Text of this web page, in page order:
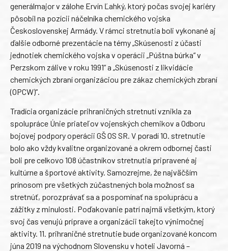
generálmajor v zálohe Ervín Ľahký, ktorý počas svojej kariéry
pôsobil na pozícii náčelníka chemického vojska
Československej Armády. V rámci stretnutia boli vykonané aj
ďalšie odborné prezentácie na témy „Skúsenosti z účasti
jednotiek chemického vojska v operácii „Púštna búrka“ v
Perzskom zálive v roku 1991“ a „Skúsenosti z likvidácie
chemických zbraní organizáciou pre zákaz chemických zbraní
(OPCW)“.
Tradícia organizácie prihraničných stretnutí vznikla za
spolupráce Únie priateľov vojenských chemikov a Odboru
bojovej podpory operácii GŠ OS SR. V poradí 10. stretnutie
bolo ako vždy kvalitne organizované a okrem odbornej časti
boli pre celkovo 108 účastníkov stretnutia pripravené aj
kultúrne a športové aktivity. Samozrejme, že najväčším
prínosom pre všetkých zúčastnených bola možnosť sa
stretnúť, porozprávať sa a pospomínať na spoluprácu a
zážitky z minulosti. Poďakovanie patrí najmä všetkým, ktorý
svoj čas venujú príprave a organizácii takejto výnimočnej
aktivity. 11. prihraničné stretnutie bude organizované koncom
júna 2019 na východnom Slovensku v hoteli Javorná –